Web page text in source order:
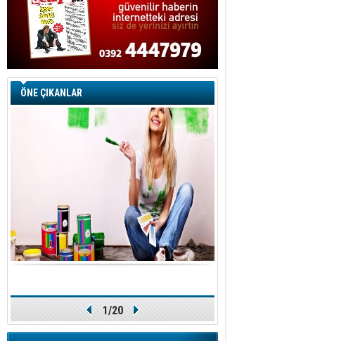
ÖNE ÇIKANLAR
1/20